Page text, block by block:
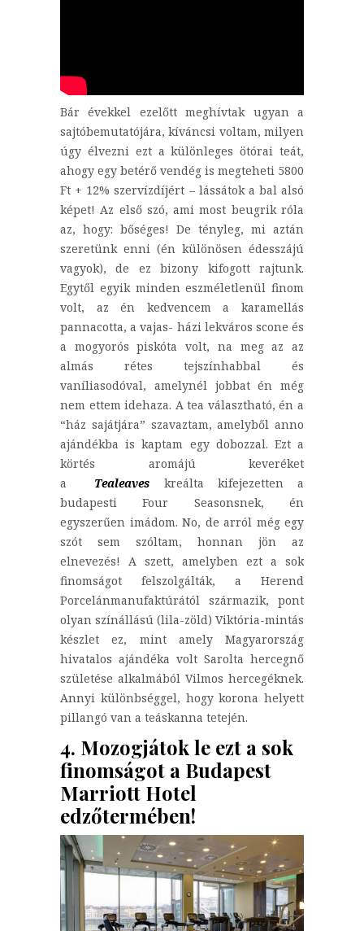
Bár évekkel ezelőtt meghívtak ugyan a
sajtóbemutatójára, kíváncsi voltam, milyen
úgy élvezni ezt a különleges ötórai teát,
ahogy egy betérő vendég is megteheti 5800
Ft + 12% szervízdíjért – lássátok a bal alsó
képet! Az első szó, ami most beugrik róla
az, hogy: bőséges! De tényleg, mi aztán
szeretünk enni (én különösen édesszájú
vagyok), de ez bizony kifogott rajtunk.
Egytől egyik minden eszméletlenül finom
volt, az én kedvencem a karamellás
pannacotta, a vajas- házi lekváros scone és
a mogyorós piskóta volt, na meg az az
almás rétes tejszínhabbal és
vaníliasodóval, amelynél jobbat én még
nem ettem idehaza. A tea választható, én a
“ház sajátjára” szavaztam, amelyből anno
ajándékba is kaptam egy dobozzal. Ezt a
körtés aromájú keveréket
a Tealeaves kreálta kifejezetten a
budapesti Four Seasonsnek, én
egyszerűen imádom. No, de arról még egy
szót sem szóltam, honnan jön az
elnevezés! A szett, amelyben ezt a sok
finomságot felszolgálták, a Herend
Porcelánmanufaktúrától származik, pont
olyan színállású (lila-zöld) Viktória-mintás
készlet ez, mint amely Magyarország
hivatalos ajándéka volt Sarolta hercegnő
születése alkalmából Vilmos hercegéknek.
Annyi különbséggel, hogy korona helyett
pillangó van a teáskanna tetején.
4. Mozogjátok le ezt a sok
finomságot a Budapest
Marriott Hotel
edzőtermében!